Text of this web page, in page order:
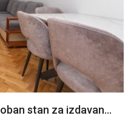
stan za izdavan...